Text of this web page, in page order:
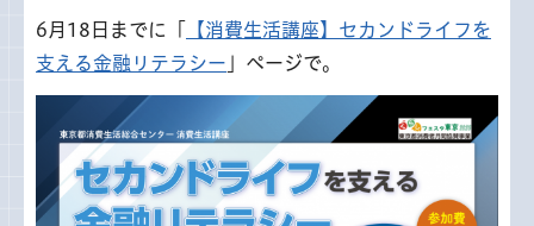
6月18日までに「
【消費生活講座】セカンドライフを
支える金融リテラシー 」ページで。